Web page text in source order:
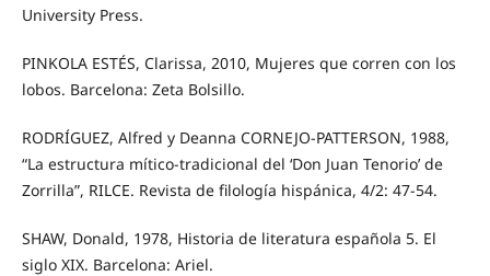
University Press.
PINKOLA ESTÉS, Clarissa, 2010, Mujeres que corren con los
lobos. Barcelona: Zeta Bolsillo.
RODRÍGUEZ, Alfred y Deanna CORNEJO-PATTERSON, 1988,
“La estructura mítico-tradicional del ‘Don Juan Tenorio’ de
Zorrilla”, RILCE. Revista de filología hispánica, 4/2: 47-54.
SHAW, Donald, 1978, Historia de literatura española 5. El
siglo XIX. Barcelona: Ariel.